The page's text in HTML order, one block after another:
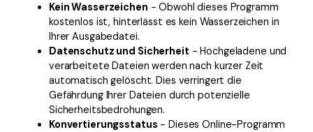
Kein Wasserzeichen - Obwohl dieses Programm
kostenlos ist, hinterlässt es kein Wasserzeichen in
Ihrer Ausgabedatei.
Datenschutz und Sicherheit - Hochgeladene und
verarbeitete Dateien werden nach kurzer Zeit
automatisch gelöscht. Dies verringert die
Gefährdung Ihrer Dateien durch potenzielle
Sicherheitsbedrohungen.
Konvertierungsstatus - Dieses Online-Programm